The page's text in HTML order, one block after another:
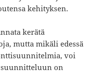
kehityksen.
kerätä
mutta mikäli edessä
voi
suunnitteluun on